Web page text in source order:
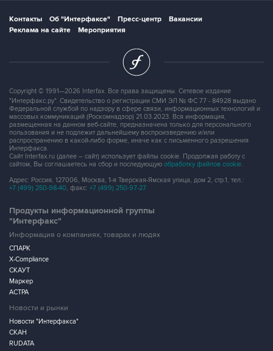
Copyright © 1991—2026 Interfax. Все права защищены. Сетевое издание
"Интерфакс.ру". Свидетельство о регистрации СМИ ЭЛ № ФС 77 - 84928 выдано
массовых коммуникаций (Роскомнадзор) 21.03.2023. Вся информация,
размещенная на данном веб-сайте, предназначена только для персонального
пользования и не подлежит дальнейшему воспроизведению и/или
распространению в какой-либо форме, иначе как с письменного разрешения
Интерфакса.
Сайт Interfax.ru (далее – сайт) использует файлы cookie. Продолжая работу с
сайтом, Вы соглашаетесь на сбор и последующую обработку файлов cookie.
Адрес: Россия, 127006, Москва, 1-я Тверская-Ямская улица, дом 2, стр.1, тел.:
+7 (499) 250-98-40, факс: +7 (499) 250-97-27
Продукты информационной группы
Информация о компаниях, товарах и людях
СПАРК
X-Compliance
СКАУТ
Маркер
АСТРА
Новости и рынки
Новости "Интерфакса"
СКАН
RUDATA
Центр раскрытия корпоративной информации